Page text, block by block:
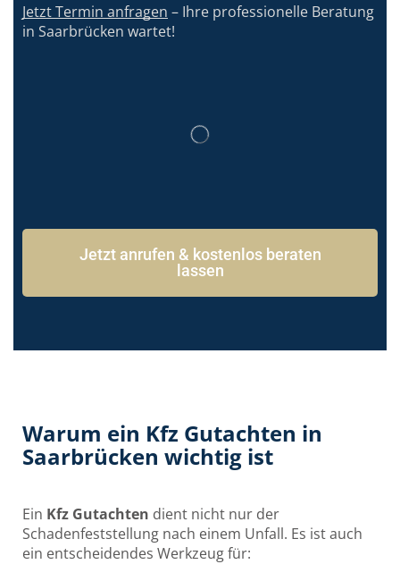
Jetzt Termin anfragen – Ihre professionelle Beratung
in Saarbrücken wartet!
Jetzt anrufen & kostenlos beraten
lassen
Warum ein Kfz Gutachten in
Saarbrücken wichtig ist
Ein Kfz Gutachten dient nicht nur der
Schadenfeststellung nach einem Unfall. Es ist auch
ein entscheidendes Werkzeug für: